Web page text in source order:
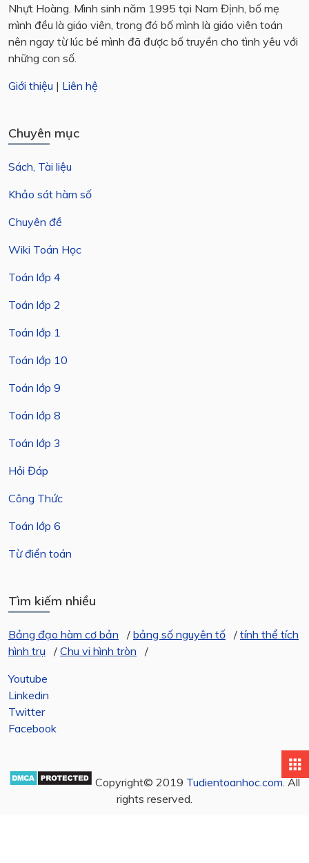
Nhựt Hoàng. Mình sinh năm 1995 tại Nam Định, bố mẹ
mình đều là giáo viên, trong đó bố mình là giáo viên toán
nên ngay từ lúc bé mình đã được bố truyền cho tình yêu với
những con số.
Giới thiệu | Liên hệ
Chuyên mục
Sách, Tài liệu
Khảo sát hàm số
Chuyên đề
Wiki Toán Học
Toán lớp 4
Toán lớp 2
Toán lớp 1
Toán lớp 10
Toán lớp 9
Toán lớp 8
Toán lớp 3
Hỏi Đáp
Công Thức
Toán lớp 6
Từ điển toán
Tìm kiếm nhiều
Bảng đạo hàm cơ bản / bảng số nguyên tố / tính thể tích
hình trụ
/ Chu vi hình tròn
/
Youtube
Linkedin
Twitter
Facebook
Copyright© 2019 Tudientoanhoc.com. All
rights reserved.
apps